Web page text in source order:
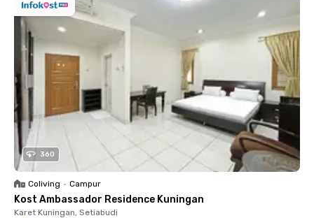
360
Coliving • Campur
Kost Ambassador Residence Kuningan
Karet Kuningan, Setiabudi